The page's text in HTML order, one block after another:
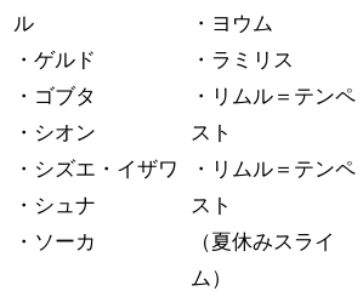
ル
・ゲルド
・ゴブタ
・シオン
・シズエ・イザワ
・シュナ
・ソーカ
・ヨウム
・ラミリス
・リムル＝テンペ
スト
・リムル＝テンペ
スト
（夏休みスライ
ム）